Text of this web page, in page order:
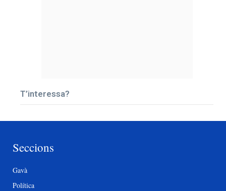
T’interessa?
Seccions
Gavà
Política